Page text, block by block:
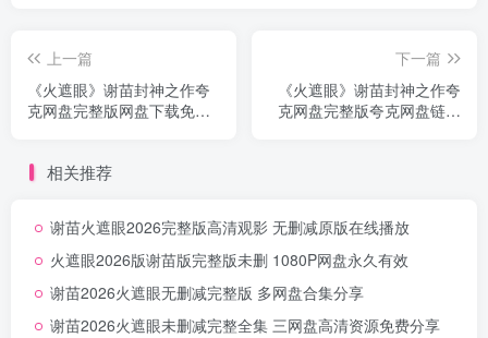
上一篇
《火遮眼》谢苗封神之作夸
克网盘完整版网盘下载免费
下一篇
《火遮眼》谢苗封神之作夸
克网盘完整版夸克网盘链接
相关推荐
谢苗火遮眼2026完整版高清观影 无删减原版在线播放
火遮眼2026版谢苗版完整版未删 1080P网盘永久有效
谢苗2026火遮眼无删减完整版 多网盘合集分享
谢苗2026火遮眼未删减完整全集 三网盘高清资源免费分享